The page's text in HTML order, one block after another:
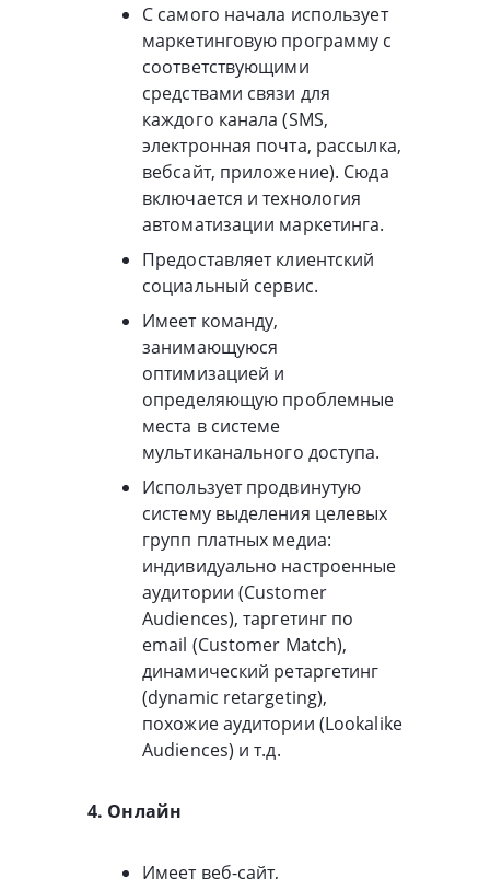
С самого начала использует
маркетинговую программу с
соответствующими
средствами связи для
каждого канала (SMS,
электронная почта, рассылка,
вебсайт, приложение). Сюда
включается и технология
автоматизации маркетинга.
Предоставляет клиентский
социальный сервис.
Имеет команду,
занимающуюся
оптимизацией и
определяющую проблемные
места в системе
мультиканального доступа.
Использует продвинутую
систему выделения целевых
групп платных медиа:
индивидуально настроенные
аудитории (Customer
Audiences), таргетинг по
email (Customer Match),
динамический ретаргетинг
(dynamic retargeting),
похожие аудитории (Lookalike
Audiences) и т.д.
4. Онлайн
Имеет веб-сайт,